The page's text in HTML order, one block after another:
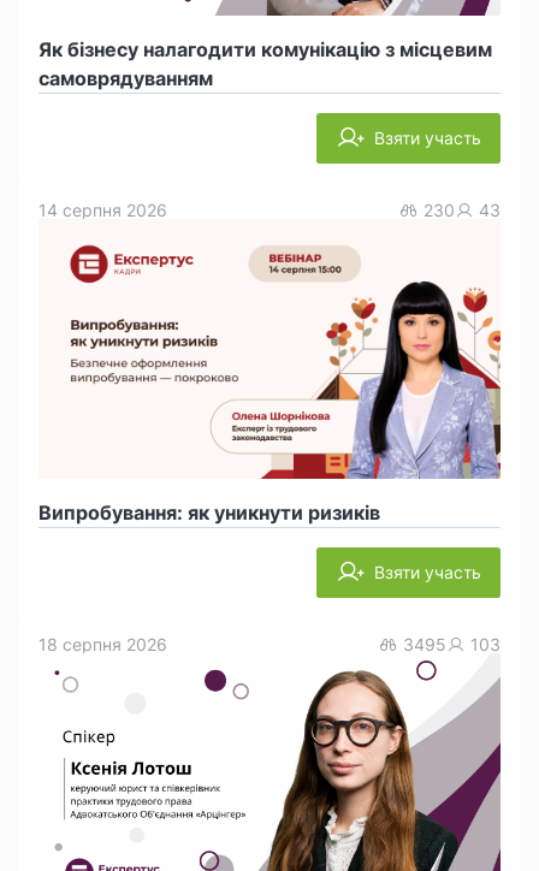
Як бізнесу налагодити комунікацію з місцевим
самоврядуванням
Взяти участь
Випробування: як уникнути ризиків
14 серпня 2026 230 43
Взяти участь
18 серпня 2026 3495 103